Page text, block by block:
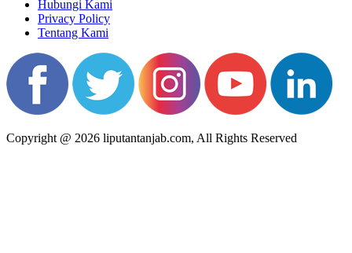
Hubungi Kami
Privacy Policy
Tentang Kami
Copyright @ 2026 liputantanjab.com, All Rights Reserved